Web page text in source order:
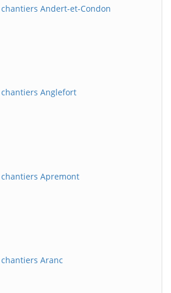
Andert-et-Condon
Anglefort
Apremont
Aranc